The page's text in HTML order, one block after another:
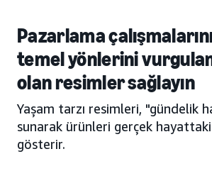
Pazarlama
temel yönlerini
olan resimler sağlayın
Yaşam tarzı resimleri, "gündelik
sunarak ürünleri gerçek
gösterir.